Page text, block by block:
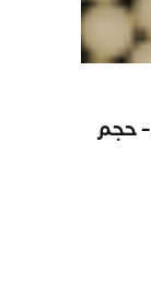
حجم